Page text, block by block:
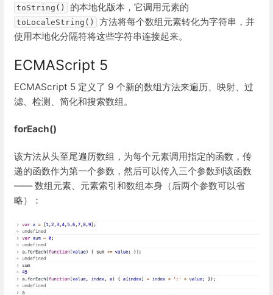
toString() 的本地化版本，它调用元素的
toLocaleString()
方法将每个数组元素转化为字符串，并
使用本地化分隔符将这些字符串连接起来。
ECMAScript 5
ECMAScript 5 定义了 9 个新的数组方法来遍历、映射、过
滤、检测、简化和搜索数组。
forEach()
该方法从头至尾遍历数组，为每个元素调用指定的函数，传
递的函数作为第一个参数，然后可以传入三个参数到该函数
—— 数组元素、元素索引和数组本身（后两个参数可以省
略）：